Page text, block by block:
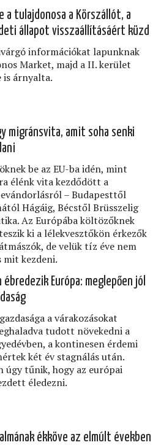
a tulajdonosa a Körszállót, a
állapot visszaállításáért küzd
információkat lapunknak
Market, majd a II. kerület
is árnyalta.
migránsvita, amit soha senki
be az EU-ba idén, mint
élénk vita kezdődött a
– Budapesttől
Hágáig, Bécstől Brüsszelig
Az Európába költözőknek
ki a lélekvesztőkön érkezők
de velük tíz éve nem
kezdeni.
ébredezik Európa: meglepően jól
a várakozásokat
tudott növekedni a
a kontinesen érdemi
két év stagnálás után.
úgy tűnik, hogy az európai
éledezni.
ékköve az elmúlt években